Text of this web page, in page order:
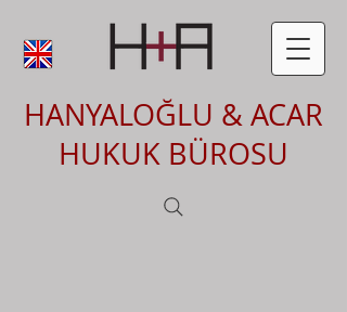
HANYALOĞLU & ACAR
HUKUK BÜROSU